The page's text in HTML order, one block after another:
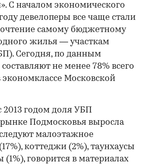
С началом экономического
девелоперы все чаще стали
самому бюджетному
жилья — участкам
Сегодня, по данным
не менее 78% всего
Московской
2013 годом доля УБП
Подмосковья выросла
малоэтажное
коттеджи (2%), таунхаусы
(1%), говорится в материалах